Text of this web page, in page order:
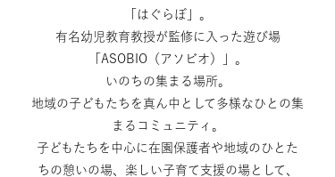
「はぐらぼ」。
有名幼児教育教授が監修に入った遊び場
「ASOBIO（アソビオ）」。
いのちの集まる場所。
地域の子どもたちを真ん中として多様なひとの集
まるコミュニティ。
子どもたちを中心に在園保護者や地域のひとた
ちの憩いの場、楽しい子育て支援の場として、